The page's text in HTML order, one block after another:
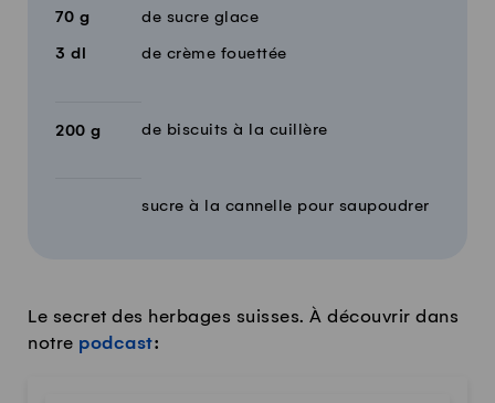
70 g de sucre glace
3 dl de crème fouettée
200 g de biscuits à la cuillère
sucre à la cannelle pour saupoudrer
Le secret des herbages suisses. À découvrir dans
notre podcast: